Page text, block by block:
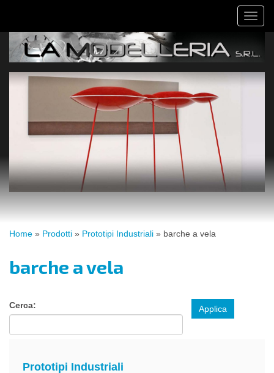
contenuto
principale
Tu
qui
Home » Prodotti » Prototipi Industriali » barche a vela
barche a vela
Cerca: Applica
Prototipi Industriali